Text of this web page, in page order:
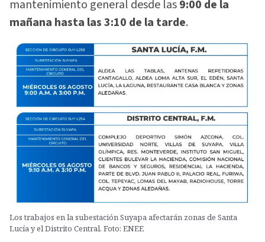
mantenimiento general desde las9:00 de la
mañana hasta las 3:10 de la tarde.
Los trabajos en la subestación Suyapa afectarán zonas de Santa
Lucía y el Distrito Central. Foto: ENEE